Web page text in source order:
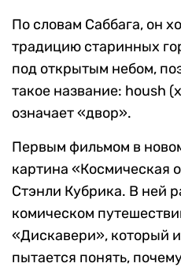
По словам Саббага, он
традицию старинных
под открытым небом,
такое название: housh
означает «двор».
Первым фильмом в
картина «Космическая
Стэнли Кубрика. В ней
комическом
«Дискавери», который
пытается понять,